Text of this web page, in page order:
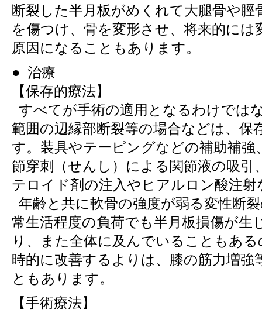
断裂した半月板がめくれて大腿骨や脛
を傷つけ、骨を変形させ、将来的には
原因になることもあります。
● 治療
【保存的療法】
すべてが手術の適用となるわけでは
範囲の辺縁部断裂等の場合などは、保
す。装具やテーピングなどの補助補強
節穿刺（せんし）による関節液の吸引
テロイド剤の注入やヒアルロン酸注射
年齢と共に軟骨の強度が弱る変性断
常生活程度の負荷でも半月板損傷が生
り、また全体に及んでいることもあ
時的に改善するよりは、膝の筋力増強
ともあります。
【手術療法】